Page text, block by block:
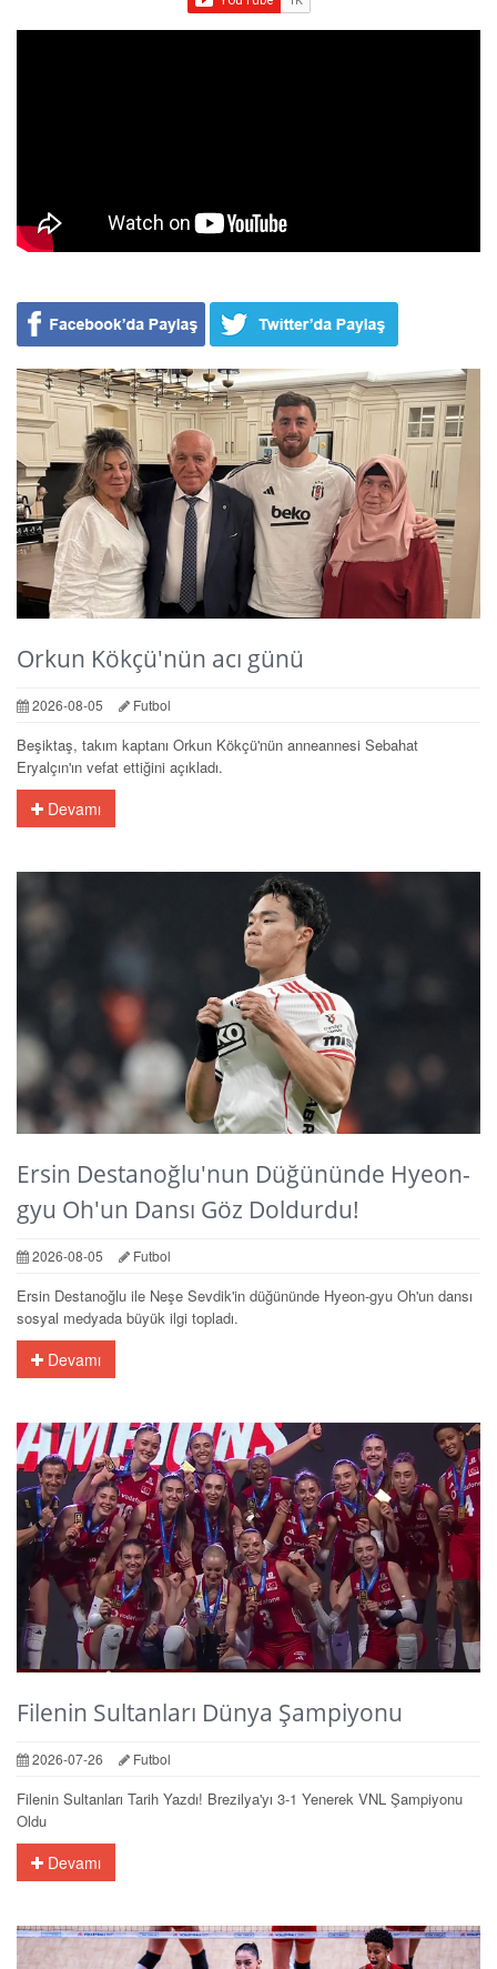
Orkun Kökçü'nün acı günü
2026-08-05 Futbol
Beşiktaş, takım kaptanı Orkun Kökçü'nün anneannesi Sebahat
Eryalçın'ın vefat ettiğini açıkladı.
Devamı
Ersin Destanoğlu'nun Düğününde Hyeon-
gyu Oh'un Dansı Göz Doldurdu!
2026-08-05 Futbol
Ersin Destanoğlu ile Neşe Sevdik'in düğününde Hyeon-gyu Oh'un dansı
sosyal medyada büyük ilgi topladı.
Devamı
Filenin Sultanları Dünya Şampiyonu
2026-07-26 Futbol
Filenin Sultanları Tarih Yazdı! Brezilya'yı 3-1 Yenerek VNL Şampiyonu
Oldu
Devamı